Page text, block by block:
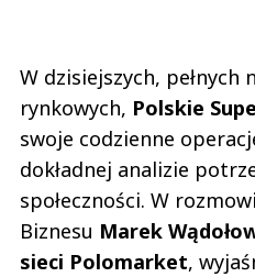
W dzisiejszych, pełnych
rynkowych, Polskie
swoje codzienne
dokładnej analizie
społeczności. W
Biznesu Marek
sieci Polomarket,